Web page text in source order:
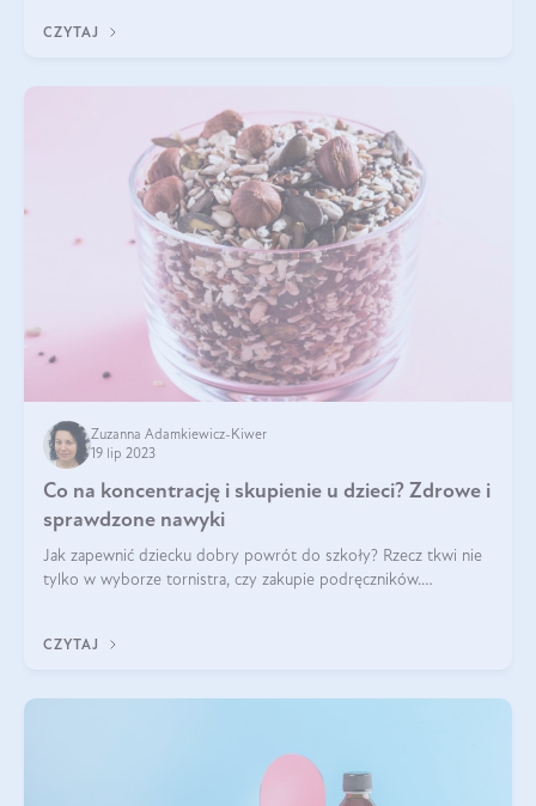
CZYTAJ
Zuzanna Adamkiewicz-Kiwer
19 lip 2023
Co na koncentrację i skupienie u dzieci? Zdrowe i
sprawdzone nawyki
Jak zapewnić dziecku dobry powrót do szkoły? Rzecz tkwi nie
tylko w wyborze tornistra, czy zakupie podręczników.
CZYTAJ